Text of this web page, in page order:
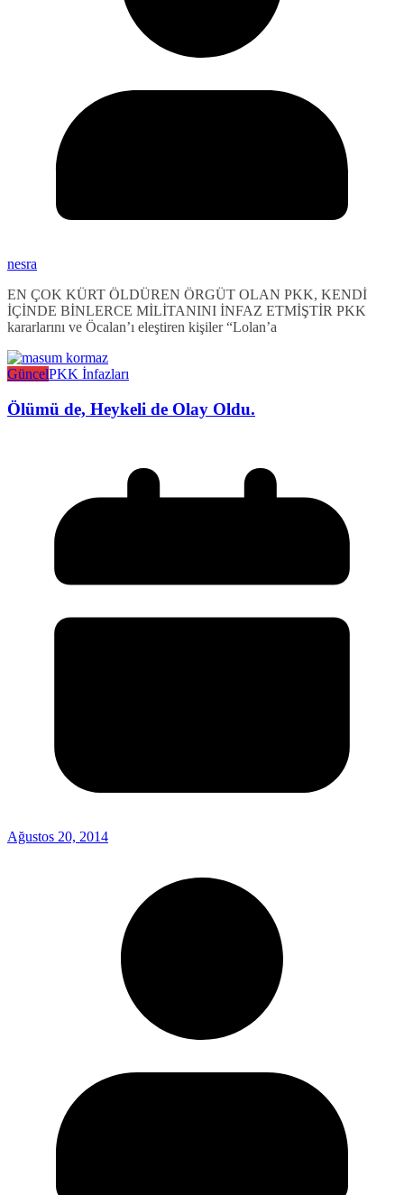
nesra
EN ÇOK KÜRT ÖLDÜREN ÖRGÜT OLAN PKK, KENDİ
İÇİNDE BİNLERCE MİLİTANINI İNFAZ ETMİŞTİR PKK
kararlarını ve Öcalan’ı eleştiren kişiler “Lolan’a
GüncelPKK İnfazları
Ölümü de, Heykeli de Olay Oldu.
Ağustos 20, 2014